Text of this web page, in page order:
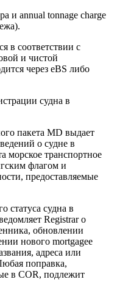
и annual tonnage charge
в соответствии с
и чистой
через eBS либо
судна в
пакета MD выдает
о судне в
морское транспортное
флагом и
предоставляемые
статуса судна в
Registrar о
обновлении
нового mortgagee
адреса или
поправка,
в COR, подлежит